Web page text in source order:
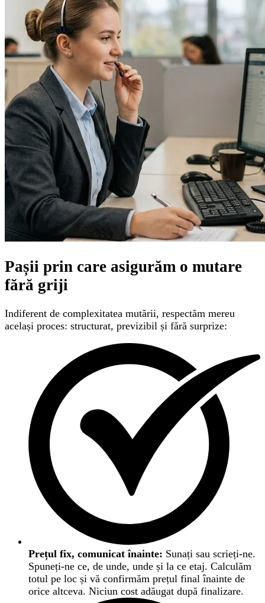
Pașii prin care asigurăm o mutare
fără griji
Indiferent de complexitatea mutării, respectăm mereu
același proces: structurat, previzibil și fără surprize:
Prețul fix, comunicat înainte: Sunați sau scrieți-ne.
Spuneți-ne ce, de unde, unde și la ce etaj. Calculăm
totul pe loc și vă confirmăm prețul final înainte de
orice altceva. Niciun cost adăugat după finalizare.